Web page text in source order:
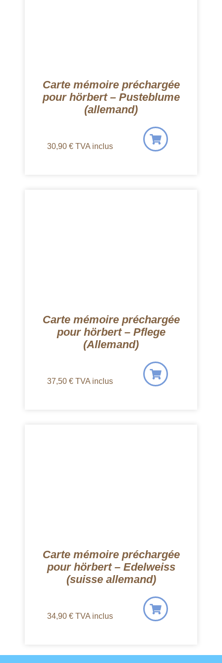
Carte mémoire préchargée
pour hörbert – Pusteblume
(allemand)
30,90 € TVA inclus
Carte mémoire préchargée
pour hörbert – Pflege
(Allemand)
37,50 € TVA inclus
Carte mémoire préchargée
pour hörbert – Edelweiss
(suisse allemand)
34,90 € TVA inclus